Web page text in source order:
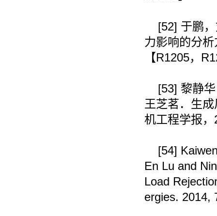
[52] 于鹏
力影响的分
【R1205，
[53] 黎静
王芝茗．生
机工程学报，
[54]
En Lu and
Load
ergies. 2014,